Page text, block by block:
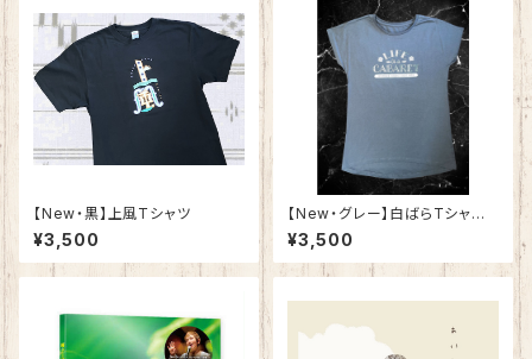
​【New・黒】上風Tシャツ
¥3,500
【New・グレー】白ばらTシャツ
レディース用
¥3,500